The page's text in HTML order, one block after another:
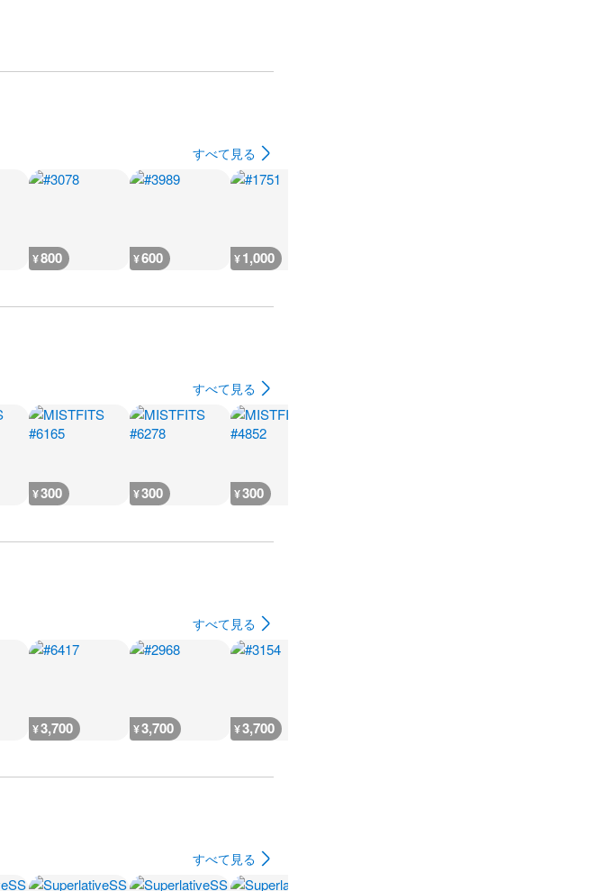
すべて見る
¥800 ¥600 ¥1,000
すべて見る
¥300 ¥300 ¥300
すべて見る
¥3,700 ¥3,700 ¥3,700
すべて見る